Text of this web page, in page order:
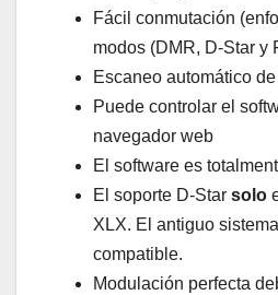
Fácil conmutación
modos (DMR, D-Star y
Escaneo automático
Puede controlar el
navegador web
El software es
El soporte D-Star solo
XLX. El antiguo
compatible.
Modulación perfecta